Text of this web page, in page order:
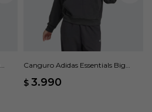
Canguro Adidas Essentials Big
$ 3.990